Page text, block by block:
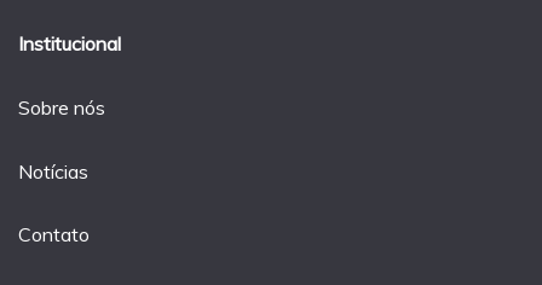
Institucional
Sobre nós
Notícias
Contato